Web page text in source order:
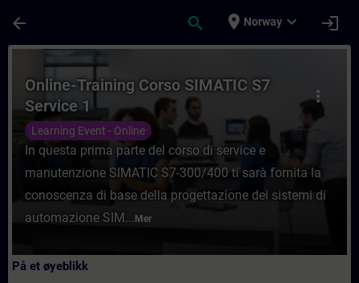
arrow_back search place Norway expand_more login
Kurs - Online-Training Corso SIMATIC
more_vert
Online-Training Corso SIMATIC S7
Service 1
Learning Event - Online
In questa prima parte del corso di service e
manutenzione SIMATIC S7-300/400 ti sarà fornita la
conoscenza di base della progettazione dei sistemi di
automazione SIM... Mer
På et øyeblikk